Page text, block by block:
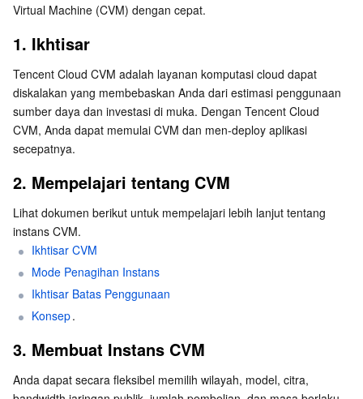
Multiple Network Acceleration
CVM Dedicated Host
Auto Scaling
Tencent Cloud Automation Tools
Tencent Cloud Mesh
Tencent Container Registry
Tencent Kubernetes Engine Distributed Cloud Center
Cloud Dedicated Cluster
Edge Zone
Cloud Dedicated Zone
Microservice
Tencent Cloud Elastic Microservice
Service Registry and Governance
API Gateway
Serverless
Serverless Cloud Function
Layanan Penyimpanan Esensial
Cloud Object Storage
Cloud File Storage
Cloud Block Storage
Cloud HDFS
Data Accelerator Goose FileSystem
Layanan Penyimpanan Data
Cloud Log Service
Cloud Infinite
Smart Media Hosting
Database Relasional
TencentDB for MySQL
TencentDB for MariaDB
TencentDB for PostgreSQL
TencentDB for SQL Server
TDSQL basis data relasional
TDSQL-C for MySQL
TDSQL for MySQL
TDSQL Boundless
Database NoSQL
Tencent Cloud Distributed Cache (Redis OSS-Compatible)
TencentDB for MongoDB
TencentDB for TcaplusDB
Layanan SaaS Basis Data
Data Transfer Service
Database Expert Service
Jaringan
Virtual Private Cloud
Keamanan Data
2. Mempelajari tentang CVM
3. Membuat Instans CVM
4. Login ke Instans CVM
5. Informasi yang Relevan
Ikhtisar fitur konsol
Penggunaan lanjutan
Alat pengembang
Virtual Machine (CVM) dengan cepat.
1. Ikhtisar
Tencent Cloud CVM adalah layanan komputasi cloud dapat
diskalakan yang membebaskan Anda dari estimasi penggunaan
sumber daya dan investasi di muka. Dengan Tencent Cloud
CVM, Anda dapat memulai CVM dan men-deploy aplikasi
secepatnya.
2. Mempelajari tentang CVM
Lihat dokumen berikut untuk mempelajari lebih lanjut tentang
instans CVM.
Ikhtisar CVM
Mode Penagihan Instans
Ikhtisar Batas Penggunaan
Konsep.
3. Membuat Instans CVM
Anda dapat secara fleksibel memilih wilayah, model, citra,